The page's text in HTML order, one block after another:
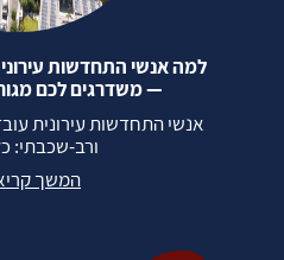
למה אנשי התחדשות
— משדרגים לכם מגורים
אנשי התחדשות עירונית
ורב‑שכבתי:
המשך